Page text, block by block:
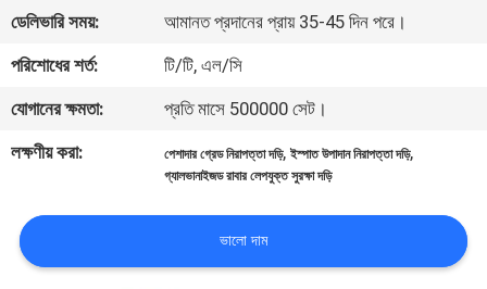
পরিদর্শন
নিয়ন্ত্রণ
একটি
ডেলিভারি সময়:
আমানত প্রদানের প্রায় 35-45 দিন পরে।
পরিশোধের শর্ত:
টি/টি, এল/সি
যোগানের ক্ষমতা:
প্রতি মাসে 500000 সেট।
লক্ষণীয় করা:
পেশাদার গ্রেড নিরাপত্তা দড়ি,ইস্পাত উপাদান নিরাপত্তা দড়ি,
গ্যালভানাইজড রাবার লেপযুক্ত সুরক্ষা দড়ি
ভালো দাম